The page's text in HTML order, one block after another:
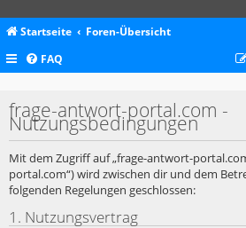
Startseite Foren-Übersicht
FAQ
frage-antwort-portal.com -
Nutzungsbedingungen
Mit dem Zugriff auf „frage-antwort-
portal.com“) wird zwischen dir und dem
folgenden Regelungen geschlossen:
1. Nutzungsvertrag